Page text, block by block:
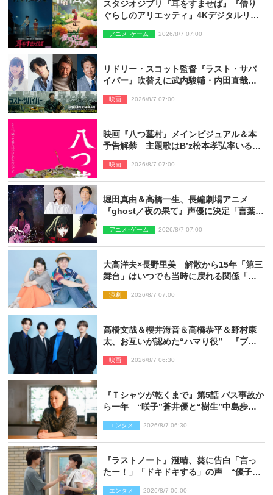
スタジオジブリ『耳をすませば』『借り
ぐらしのアリエッティ』4Kデジタルリマ
アニメ･ゲーム 2026/8/7 07:00
リドリー・スコット監督『ラスト・サバ
イバー』吹替えに武内駿輔・内田直哉・
結！
映画 2026/8/7 07:00
映画『八つ墓村』メインビジュアル＆本
予告解禁 主題歌はB’z松本孝弘率いる
映画 2026/8/7 07:00
堀田真由＆高橋一生、長編劇場アニメ
『ghost／夜の果て』声優に決定「言葉に
た」
アニメ･ゲーム 2026/8/7 07:00
大高洋夫×長野里美 解散から15年「第三
舞台」はいつでも当時に戻れる関係「や
演劇 2026/8/7 07:00
高橋文哉＆櫻井海音＆高橋恭平＆野村康
太、お互いが認めた“ハマり役” 『ブル
映画 2026/8/7 06:30
『Ｔシャツが乾くまで』第5話 バス事故か
ら一年 “咲子”蒼井優と“樹生”中島歩は
エンタメ 2026/8/7 06:30
『ラストノート』澄晴、葵に告白「言っ
たー！」「ドキドキする」の声 “優子劇
エンタメ 2026/8/7 06:00